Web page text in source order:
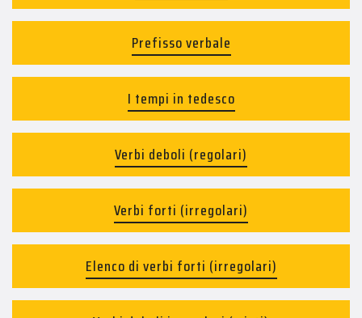
Prefisso verbale
I tempi in tedesco
Verbi deboli (regolari)
Verbi forti (irregolari)
Elenco di verbi forti (irregolari)